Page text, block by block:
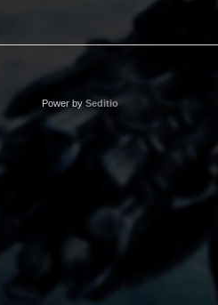
Power by Seditio